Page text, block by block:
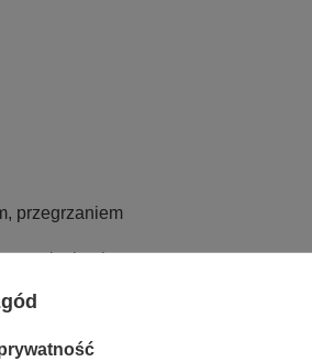
przegrzaniem
przepięciami